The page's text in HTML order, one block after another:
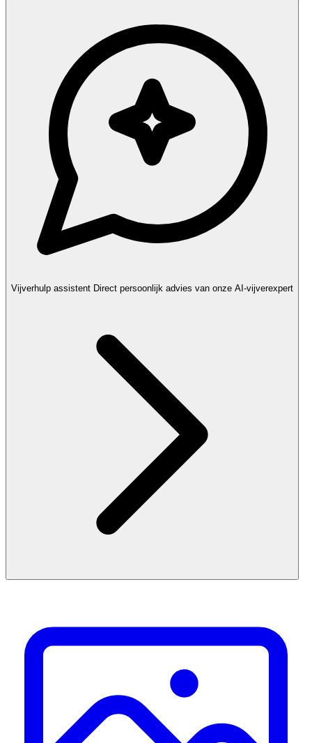
Vijverhulp assistent Direct persoonlijk advies van onze AI-vijverexpert